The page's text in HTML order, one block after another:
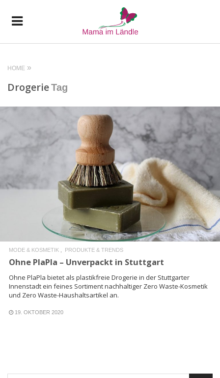
HOME
DrogerieTag
READ MORE
MODE & KOSMETIK PRODUKTE & TRENDS
Ohne PlaPla – Unverpackt in Stuttgart
Ohne PlaPla bietet als plastikfreie Drogerie in der Stuttgarter
Innenstadt ein feines Sortiment nachhaltiger Zero Waste-Kosmetik
und Zero Waste-Haushaltsartikel an.
19. OKTOBER 2020